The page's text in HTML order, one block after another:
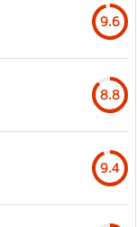
9.6
8.8
9.4